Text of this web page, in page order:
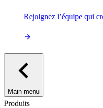
Rejoignez l’équipe qui
Main menu
Produits